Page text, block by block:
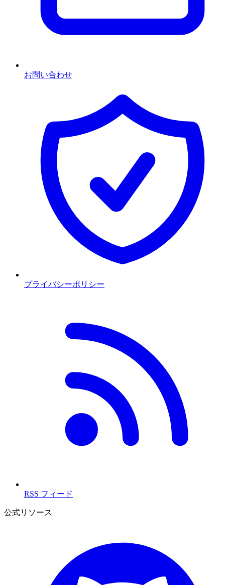
お問い合わせ
プライバシーポリシー
RSS フィード
公式リソース